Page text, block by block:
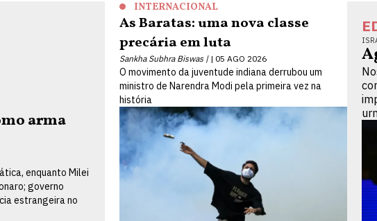
arma
enquanto Milei
governo
estrangeira no
INTERNACIONAL
As Baratas: uma nova classe
precária em luta
Sankha Subhra Biswas | 05 AGO 2026
O movimento da juventude indiana derrubou um
ministro de Narendra Modi pela primeira vez na
história